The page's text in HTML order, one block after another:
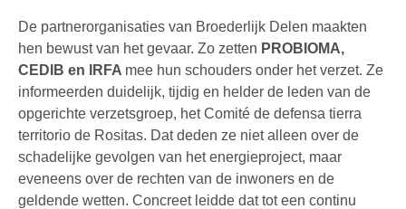
De partnerorganisaties van Broederlijk Delen maakten
hen bewust van het gevaar. Zo zetten PROBIOMA,
CEDIB en IRFA mee hun schouders onder het verzet. Ze
informeerden duidelijk, tijdig en helder de leden van de
opgerichte verzetsgroep, het Comité de defensa tierra
territorio de Rositas. Dat deden ze niet alleen over de
schadelijke gevolgen van het energieproject, maar
eveneens over de rechten van de inwoners en de
geldende wetten. Concreet leidde dat tot een continu